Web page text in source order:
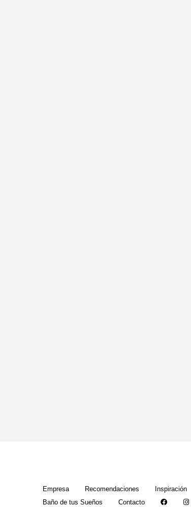
Empresa Recomendaciones Inspiración
Baño de tus Sueños
Contacto